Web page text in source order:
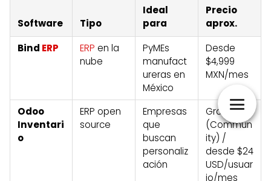
Software Tipo
Ideal
para
Precio
aprox.
Bind ERP ERP en la
nube
PyMEs
manufact
ureras en
México
Desde
$4,999
MXN/mes
Odoo
Inventari
o
ERP open
source
Empresas
que
buscan
personaliz
ación
Gratis
(Commun
ity) /
desde $24
USD/usuar
io/mes